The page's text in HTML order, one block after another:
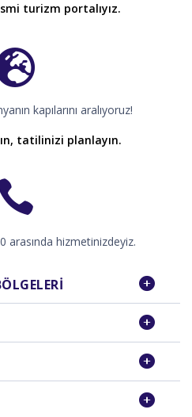
turizm portalıyız.
kapılarını aralıyoruz!
tatilinizi planlayın.
arasında hizmetinizdeyiz.